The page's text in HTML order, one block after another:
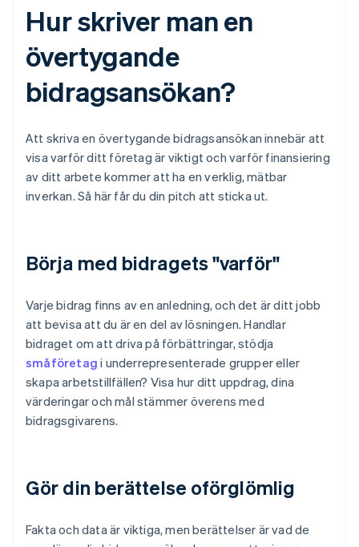
Hur skriver man en
övertygande
bidragsansökan?
Att skriva en övertygande bidragsansökan innebär att
visa varför ditt företag är viktigt och varför finansiering
av ditt arbete kommer att ha en verklig, mätbar
inverkan. Så här får du din pitch att sticka ut.
Börja med bidragets "varför"
Varje bidrag finns av en anledning, och det är ditt jobb
att bevisa att du är en del av lösningen. Handlar
bidraget om att driva på förbättringar, stödja
småföretag i underrepresenterade grupper eller
skapa arbetstillfällen? Visa hur ditt uppdrag, dina
värderingar och mål stämmer överens med
bidragsgivarens.
Gör din berättelse oförglömlig
Fakta och data är viktiga, men berättelser är vad de